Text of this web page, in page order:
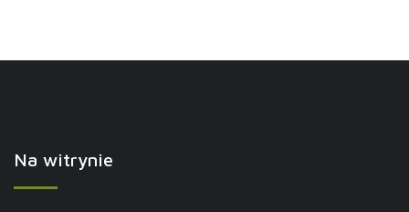
Na witrynie